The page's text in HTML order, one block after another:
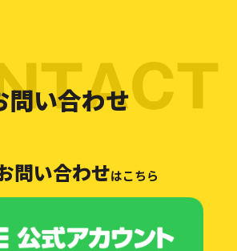
問い合わせ
問い合わせはこちら